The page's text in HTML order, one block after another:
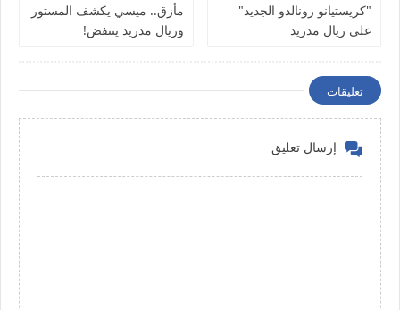
"كريستيانو رونالدو الجديد"
على ريال مدريد
مأزق.. ميسي يكشف المستور
وريال مدريد ينتفض!
تعليقات
إرسال تعليق